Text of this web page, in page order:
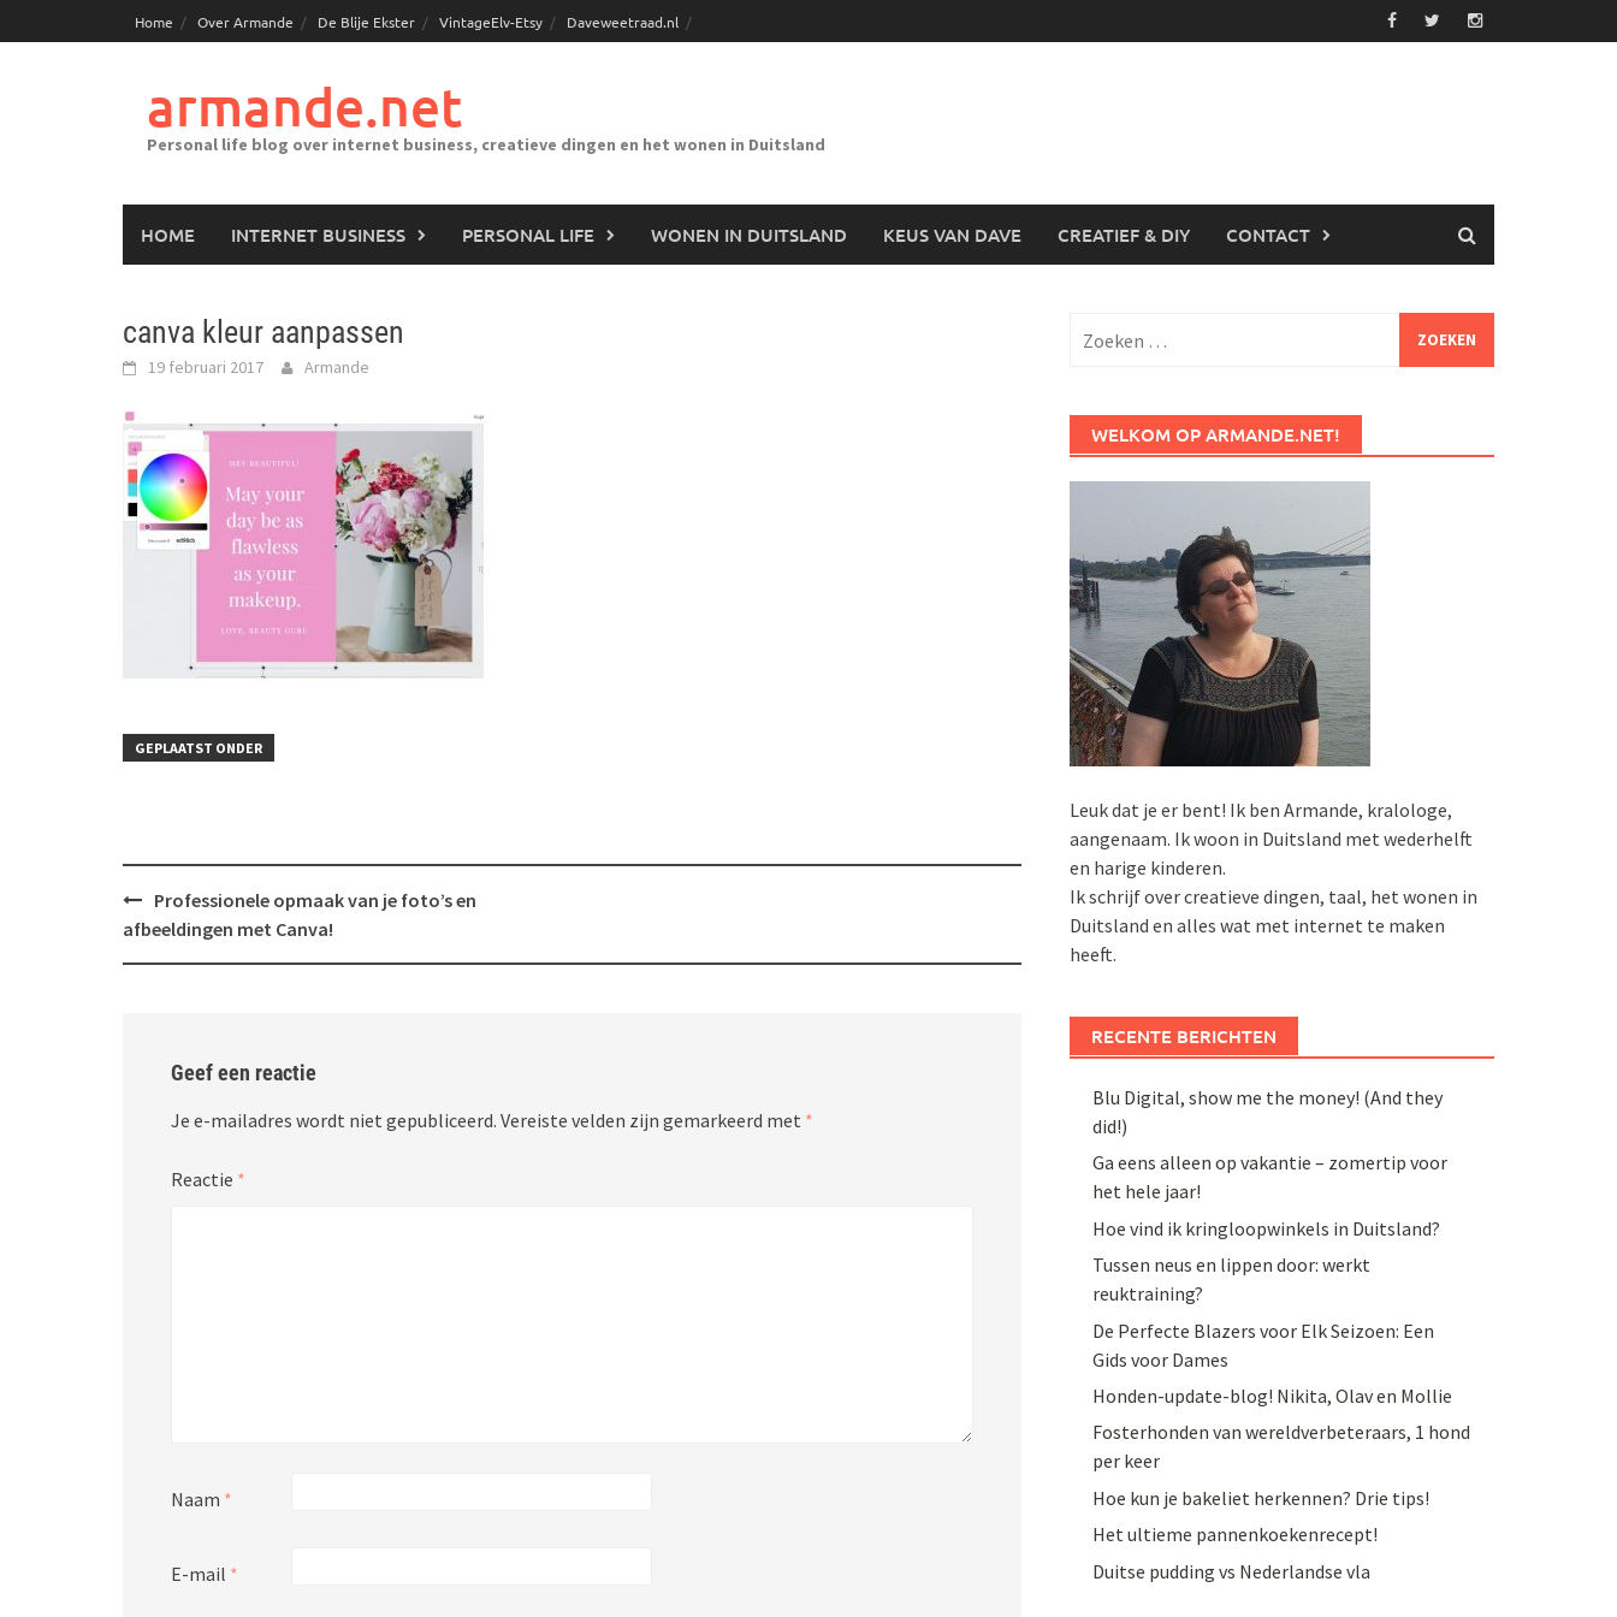
naar
Home Over Armande De Blije Ekster VintageElv-Etsy Daveweetraad.nl
armande.net
Personal life blog over internet business, creatieve dingen en het wonen in Duitsland
HOME INTERNET BUSINESS PERSONAL LIFE WONEN IN DUITSLAND KEUS VAN DAVE CREATIEF & DIY CONTACT
canva kleur aanpassen
19 februari 2017 Armande
GEPLAATST ONDER
Bericht
navigatie
Professionele opmaak van je foto’s en
afbeeldingen met Canva!
Geef een reactie
Je e-mailadres wordt niet gepubliceerd. Vereiste velden zijn gemarkeerd met *
Reactie *
Naam *
E-mail *
naar:
WELKOM OP ARMANDE.NET!
Leuk dat je er bent! Ik ben Armande, kralologe,
aangenaam. Ik woon in Duitsland met wederhelft
en harige kinderen.
Ik schrijf over creatieve dingen, taal, het wonen in
Duitsland en alles wat met internet te maken
heeft.
RECENTE BERICHTEN
Blu Digital, show me the money! (And they
did!)
Ga eens alleen op vakantie – zomertip voor
het hele jaar!
Hoe vind ik kringloopwinkels in Duitsland?
Tussen neus en lippen door: werkt
reuktraining?
De Perfecte Blazers voor Elk Seizoen: Een
Gids voor Dames
Honden-update-blog! Nikita, Olav en Mollie
Fosterhonden van wereldverbeteraars, 1 hond
per keer
Hoe kun je bakeliet herkennen? Drie tips!
Het ultieme pannenkoekenrecept!
Duitse pudding vs Nederlandse vla